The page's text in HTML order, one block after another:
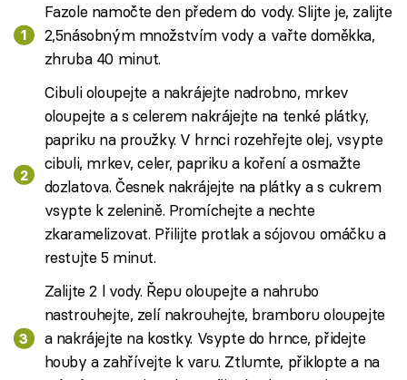
Fazole namočte den předem do vody. Slijte je, zalijte
2,5násobným množstvím vody a vařte doměkka,
zhruba 40 minut.
Cibuli oloupejte a nakrájejte nadrobno, mrkev
oloupejte a s celerem nakrájejte na tenké plátky,
papriku na proužky. V hrnci rozehřejte olej, vsypte
cibuli, mrkev, celer, papriku a koření a osmažte
dozlatova. Česnek nakrájejte na plátky a s cukrem
vsypte k zelenině. Promíchejte a nechte
zkaramelizovat. Přilijte protlak a sójovou omáčku a
restujte 5 minut.
Zalijte 2 l vody. Řepu oloupejte a nahrubo
nastrouhejte, zelí nakrouhejte, bramboru oloupejte
a nakrájejte na kostky. Vsypte do hrnce, přidejte
houby a zahřívejte k varu. Ztlumte, přiklopte a na